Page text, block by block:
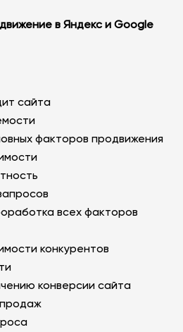
в Яндекс и Google
сайта
факторов продвижения
всех факторов
конкурентов
конверсии сайта